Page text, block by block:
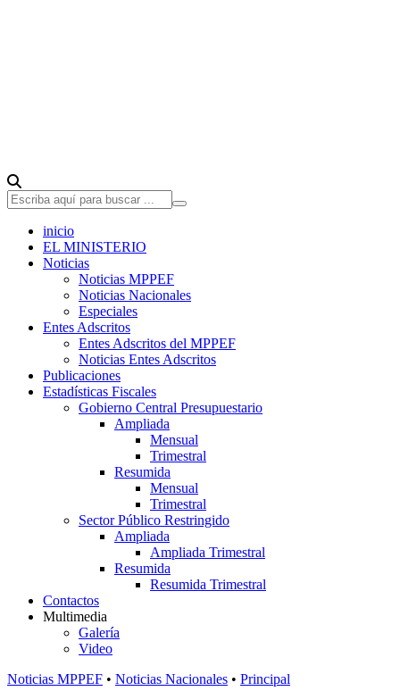
inicio
EL MINISTERIO
Noticias
Noticias MPPEF
Noticias Nacionales
Especiales
Entes Adscritos
Entes Adscritos del MPPEF
Noticias Entes Adscritos
Publicaciones
Estadísticas Fiscales
Gobierno Central Presupuestario
Ampliada
Mensual
Trimestral
Resumida
Mensual
Trimestral
Sector Público Restringido
Ampliada
Ampliada Trimestral
Resumida
Resumida Trimestral
Contactos
Multimedia
Galería
Video
Noticias MPPEF • Noticias Nacionales • Principal